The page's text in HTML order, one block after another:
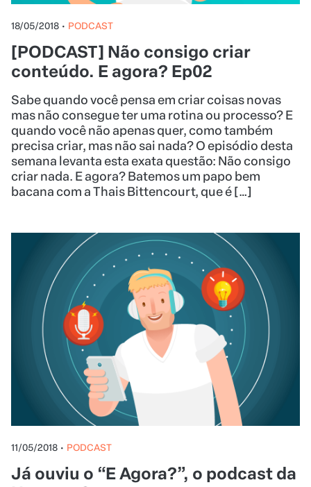
18/05/2018 • PODCAST
[PODCAST] Não consigo criar
conteúdo. E agora? Ep02
Sabe quando você pensa em criar coisas novas
mas não consegue ter uma rotina ou processo? E
quando você não apenas quer, como também
precisa criar, mas não sai nada? O episódio desta
semana levanta esta exata questão: Não consigo
criar nada. E agora? Batemos um papo bem
bacana com a Thais Bittencourt, que é […]
11/05/2018 • PODCAST
Já ouviu o “E Agora?”, o podcast da